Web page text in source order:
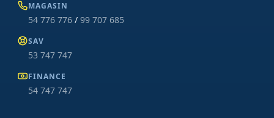
MAGASIN
54 776 776 / 99 707 685
SAV
53 747 747
FINANCE
54 747 747